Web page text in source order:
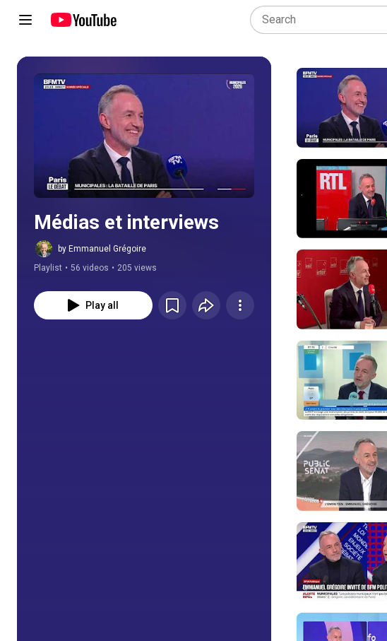
Play all
Médias et interviews
by Emmanuel Grégoire
Playlist • 56 videos • 205 views
Play all